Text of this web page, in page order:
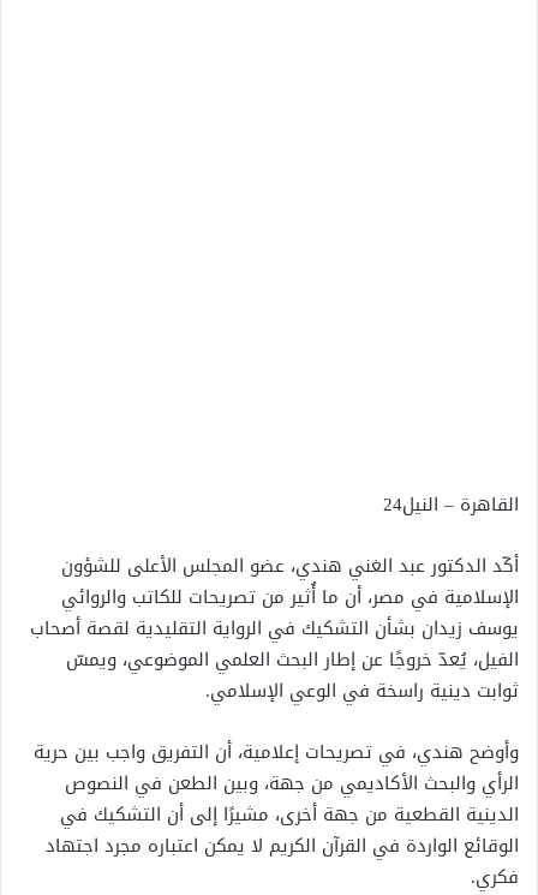
القاهرة – النيل24
أكّد الدكتور عبد الغني هندي، عضو المجلس الأعلى للشؤون
الإسلامية في مصر، أن ما أُثير من تصريحات للكاتب والروائي
يوسف زيدان بشأن التشكيك في الرواية التقليدية لقصة أصحاب
الفيل، يُعدّ خروجًا عن إطار البحث العلمي الموضوعي، ويمسّ
ثوابت دينية راسخة في الوعي الإسلامي.
وأوضح هندي، في تصريحات إعلامية، أن التفريق واجب بين حرية
الرأي والبحث الأكاديمي من جهة، وبين الطعن في النصوص
الدينية القطعية من جهة أخرى، مشيرًا إلى أن التشكيك في
الوقائع الواردة في القرآن الكريم لا يمكن اعتباره مجرد اجتهاد
فكري.